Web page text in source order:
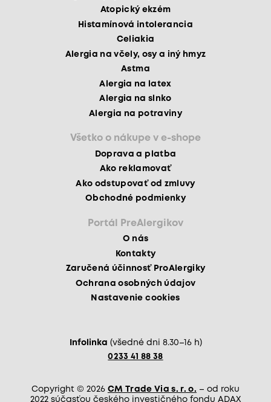
Atopický ekzém
Histamínová intolerancia
Celiakia
Alergia na včely, osy a iný hmyz
Astma
Alergia na latex
Alergia na slnko
Alergia na potraviny
Všetko o nákupe v e-shope
Doprava a platba
Ako reklamovať
Ako odstupovať od zmluvy
Obchodné podmienky
Portál PreAlergikov
O nás
Kontakty
Zaručená účinnosť ProAlergiky
Ochrana osobných údajov
Nastavenie cookies
Infolinka (všedné dni 8.30–16 h)
0233 41 88 38
Copyright © 2026 CM Trade Via s. r. o. – od roku
2022 súčasťou českého investičného fondu ADAX